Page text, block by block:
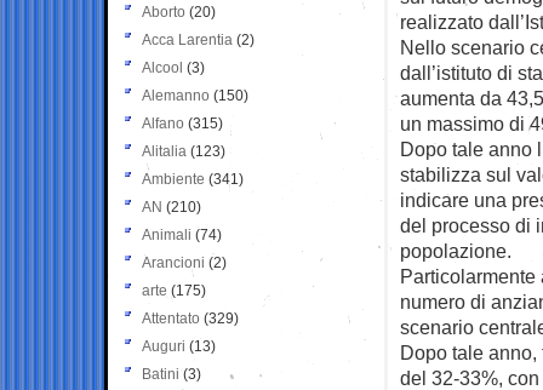
realizzato
Nello scenario
dall’istituto di
aumenta da
un massimo di
Dopo tale anno
stabilizza sul
indicare una
del processo di
popolazione.
Particolarmente
numero di
scenario
Dopo tale
del 32-33%,
Aborto (20)
Acca Larentia (2)
Alcool (3)
Alemanno (150)
Alfano (315)
Alitalia (123)
Ambiente (341)
AN (210)
Animali (74)
Arancioni (2)
arte (175)
Attentato (329)
Auguri (13)
Batini (3)